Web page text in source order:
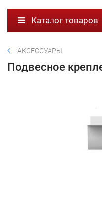
Каталог товаров
АКСЕССУАРЫ
Подвесное